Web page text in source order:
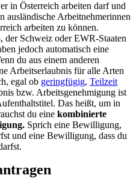
in Österreich arbeiten darf und
ausländische Arbeitnehmerinnen
arbeiten zu können.
der Schweiz oder EWR-Staaten
jedoch automatisch eine
du aus einem anderen
Arbeitserlaubnis für alle Arten
egal ob geringfügig, Teilzeit
bzw. Arbeitsgenehmigung ist
Das heißt, um in
du eine kombinierte
Sprich eine Bewilligung,
und eine Bewilligung, dass du